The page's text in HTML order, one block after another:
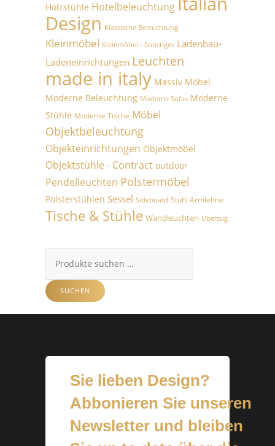
Holzstühle Hotelbeleuchtung
Design Klassische Beleuchtung
Kleinmöbel Kleinmöbel - Sonstiges Ladenbau-
Ladeneinrichtungen Leuchten
made in italy Massiv Möbel
Moderne Beleuchtung Moderne Sofas Moderne
Stühle Moderne Tische Möbel
Objektbeleuchtung
Objekteinrichtungen Objektmöbel
Objektstühle - Contract outdoor
Pendelleuchten Polstermöbel
Polsterstühlen Sessel Sideboard Stuhl Armlehne
Tische & Stühle Wandleuchten Überzug
SUCHEN
Sie lieben Design?
Abbonieren Sie unseren
Newsletter und bleiben